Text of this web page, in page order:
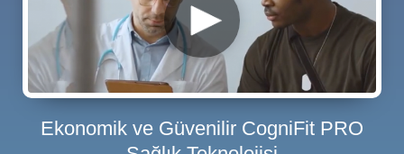
Ekonomik ve Güvenilir CogniFit PRO